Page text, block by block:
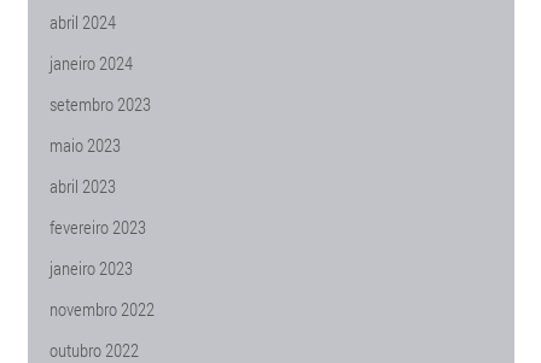
abril 2024
janeiro 2024
setembro 2023
maio 2023
abril 2023
fevereiro 2023
janeiro 2023
novembro 2022
outubro 2022